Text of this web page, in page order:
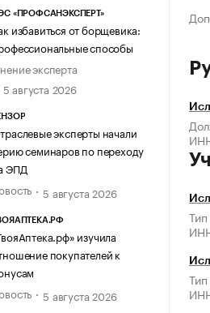
«ПРОФСАНЭКСПЕРТ»
избавиться от борщевика:
способы
эксперта
5 августа 2026
эксперты начали
семинаров по переходу
ЭПД
5 августа 2026
изучила
покупателей к
5 августа 2026